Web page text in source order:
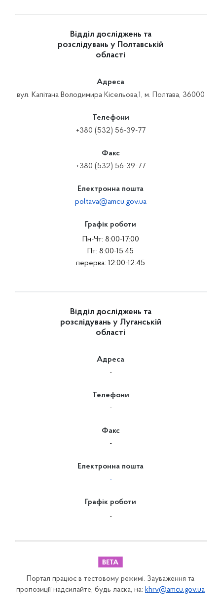
Відділ досліджень та
розслідувань у Полтавській
області
Адреса
вул. Капітана Володимира Кісельова,1, м. Полтава, 36000
Телефони
+380 (532) 56-39-77
Факс
+380 (532) 56-39-77
Електронна пошта
poltava@amcu.gov.ua
Графік роботи
Пн-Чт: 8:00-17:00
Пт: 8:00-15:45
перерва: 12:00-12:45
Відділ досліджень та
розслідувань у Луганській
області
Адреса
-
Телефони
-
Факс
-
Електронна пошта
-
Графік роботи
-
Портал працює в тестовому режимі. Зауваження та
пропозиції надсилайте, будь ласка, на: khrv@amcu.gov.ua